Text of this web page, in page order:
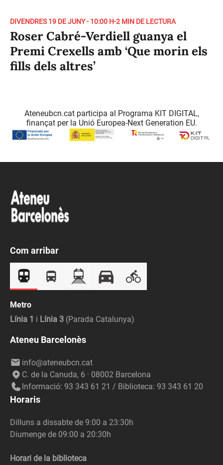
DIVENDRES 19 DE JUNY - 10:00 H-2 MIN DE LECTURA
Roser Cabré-Verdiell guanya el
Premi Crexells amb ‘Que morin els
fills dels altres’
Ateneubcn.cat participa al Programa KIT DIGITAL,
finançat per la Unió Europea-Next Generation EU.
Com arribar
Metro
Línia 1 i Línia 3 (Parada Catalunya)
Ateneu Barcelonès
info@ateneubcn.cat
C. de la Canuda, 6 · 08002 Barcelona
Informació: 93 343 61 21 / Biblioteca: 93 343 61 20
Horaris
Dilluns a dissabte de 9:00 a 23:30h
Diumenge de 09:00 a 20:30h
Horari de la biblioteca